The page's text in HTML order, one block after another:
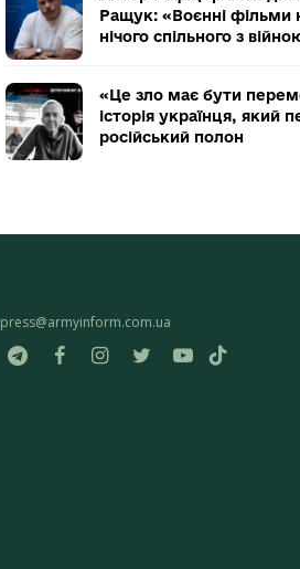
Ращук: «Воєнні фільми
нічого спільного з
«Це зло має бути
історія українця, який
російський полон
press@armyinform.com.ua